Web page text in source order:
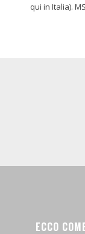
qui in Italia).
ECCO